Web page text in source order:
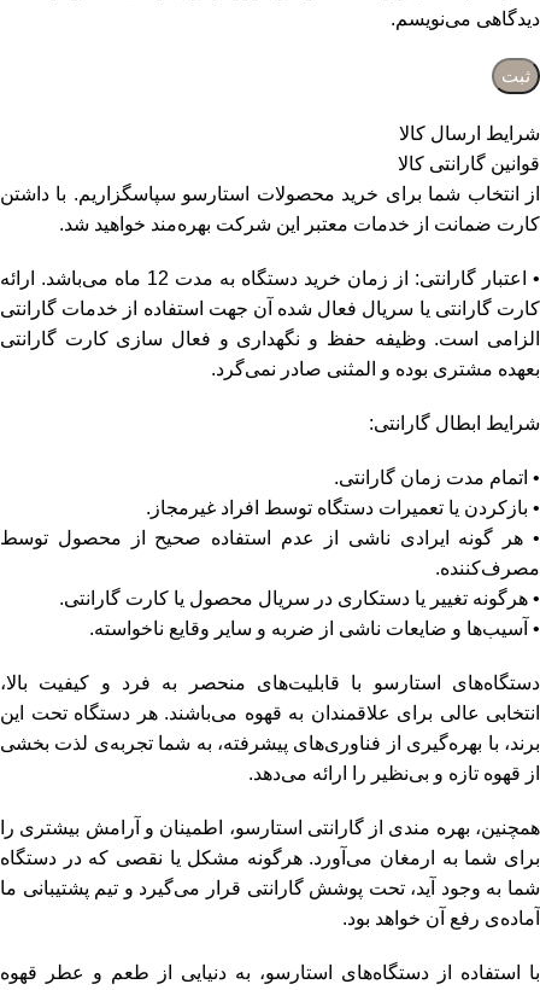
دیدگاهی می‌نویسم.
شرایط ارسال کالا
قوانین گارانتی کالا
از انتخاب شما برای خرید محصولات استارسو سپاسگزاریم. با داشتن
کارت ضمانت از خدمات معتبر این شرکت بهره‌مند خواهید شد.
• اعتبار گارانتی: از زمان خرید دستگاه به مدت 12 ماه می‌باشد. ارائه
کارت گارانتی یا سریال فعال شده آن جهت استفاده از خدمات گارانتی
الزامی است. وظیفه حفظ و نگهداری و فعال سازی کارت گارانتی
بعهده مشتری بوده و المثنی صادر نمی‌گرد.
شرایط ابطال گارانتی:
• اتمام مدت زمان گارانتی.
• بازکردن یا تعمیرات دستگاه توسط افراد غیرمجاز.
• هر گونه ایرادی ناشی از عدم استفاده صحیح از محصول توسط
مصرف‌کننده.
• هرگونه تغییر یا دستکاری در سریال محصول یا کارت گارانتی.
• آسیب‌ها و ضایعات ناشی از ضربه و سایر وقایع ناخواسته.
دستگاه‌های استارسو با قابلیت‌های منحصر به فرد و کیفیت بالا،
انتخابی عالی برای علاقمندان به قهوه می‌باشند. هر دستگاه تحت این
برند، با بهره‌گیری از فناوری‌های پیشرفته، به شما تجربه‌ی لذت بخشی
از قهوه تازه و بی‌نظیر را ارائه می‌دهد.
همچنین، بهره مندی از گارانتی استارسو، اطمینان و آرامش بیشتری را
برای شما به ارمغان می‌آورد. هرگونه مشکل یا نقصی که در دستگاه
شما به وجود آید، تحت پوشش گارانتی قرار می‌گیرد و تیم پشتیبانی ما
آماده‌ی رفع آن خواهد بود.
با استفاده از دستگاه‌های استارسو، به دنیایی از طعم و عطر قهوه